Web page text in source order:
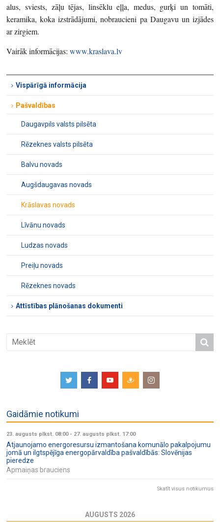
alus, sviests, zāļu tējas, linsēklu eļļa, medus, gurķi un tomāti,
keramika, koka izstrādājumi, nobraucieni pa Daugavu un izjādes
ar zirgiem.
Vairāk informācijas:www.kraslava.lv
Vispārīgā informācija
Pašvaldības
Daugavpils valsts pilsēta
Rēzeknes valsts pilsēta
Balvu novads
Augšdaugavas novads
Krāslavas novads
Līvānu novads
Ludzas novads
Preiļu novads
Rēzeknes novads
Attīstības plānošanas dokumenti
Gaidāmie notikumi
23. augusts plkst. 08:00- 27. augusts plkst. 17:00
Atjaunojamo energoresursu izmantošana komunālo pakalpojumu
jomā un ilgtspējīga energopārvaldība pašvaldībās: Slovēnijas
pieredze
Apmaiņas brauciens
Skatīt visus notikumus
AUGUSTS 2026